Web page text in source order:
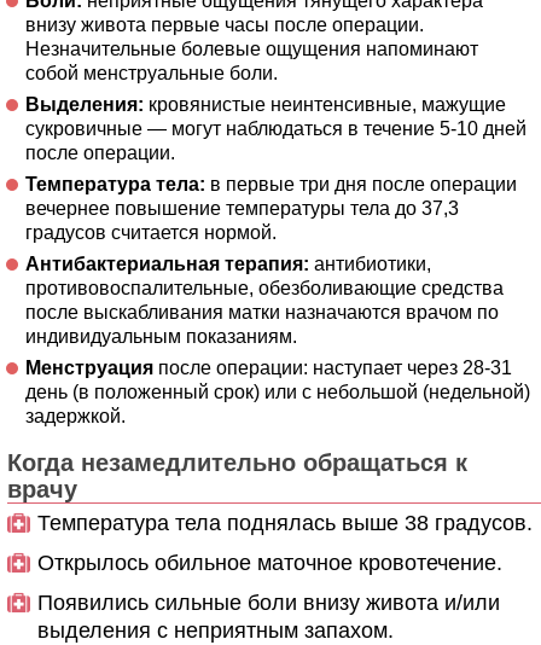
внизу живота первые часы после операции.
Незначительные болевые ощущения напоминают
собой менструальные боли.
Выделения: кровянистые неинтенсивные, мажущие
сукровичные — могут наблюдаться в течение 5-10 дней
после операции.
Температура тела: в первые три дня после операции
вечернее повышение температуры тела до 37,3
градусов считается нормой.
Антибактериальная терапия: антибиотики,
противовоспалительные, обезболивающие средства
после выскабливания матки назначаются врачом по
индивидуальным показаниям.
Менструация после операции: наступает через 28-31
день (в положенный срок) или с небольшой (недельной)
задержкой.
Когда незамедлительно обращаться к
врачу
Температура тела поднялась выше 38 градусов.
Открылось обильное маточное кровотечение.
Появились сильные боли внизу живота и/или
выделения с неприятным запахом.